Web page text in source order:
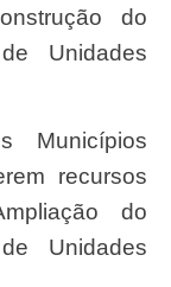
do
Unidades
recursos
do
Unidades